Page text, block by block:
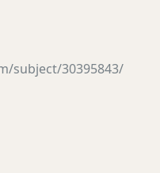
subject/30395843/